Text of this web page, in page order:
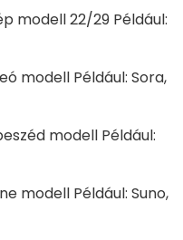
modell 22/29 Például:
modell Például: Sora,
modell Például:
modell Például: Suno,